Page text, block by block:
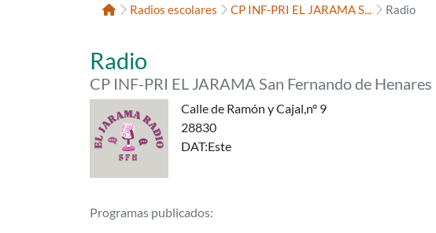
InicioRadios escolares CP INF-PRI EL JARAMA S... Radio
«El Jarama Radio»,
Radio
CP INF-PRI EL JARAMA San Fernando de Henares
Calle de Ramón y Cajal,nº 9
28830
DAT:Este
Podcasts delCP INF-PRI EL
Programas publicados: